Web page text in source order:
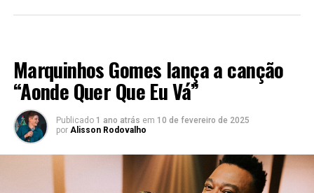
Marquinhos Gomes lança a canção
“Aonde Quer Que Eu Vá”
Publicado 1 ano atrás em 10 de fevereiro de 2025
por Alisson Rodovalho